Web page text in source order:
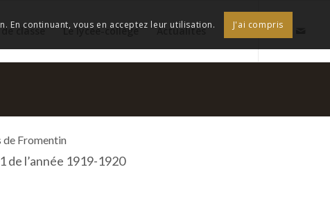
classe Le lycée-collège Actualités
de Fromentin
de l’année 1919-1920
En continuant, vous en acceptez leur utilisation. J'ai compris